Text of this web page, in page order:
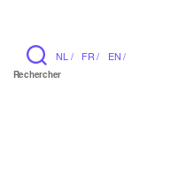
NL / FR / EN /
Rechercher